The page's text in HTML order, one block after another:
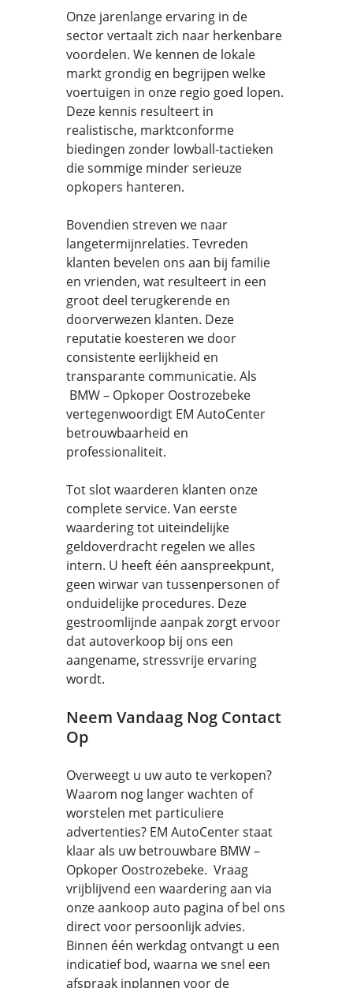
Onze jarenlange ervaring in de
sector vertaalt zich naar herkenbare
voordelen. We kennen de lokale
markt grondig en begrijpen welke
voertuigen in onze regio goed lopen.
Deze kennis resulteert in
realistische, marktconforme
biedingen zonder lowball-tactieken
die sommige minder serieuze
opkopers hanteren.
Bovendien streven we naar
langetermijnrelaties. Tevreden
klanten bevelen ons aan bij familie
en vrienden, wat resulteert in een
groot deel terugkerende en
doorverwezen klanten. Deze
reputatie koesteren we door
consistente eerlijkheid en
transparante communicatie. Als
BMW – Opkoper Oostrozebeke
vertegenwoordigt EM AutoCenter
betrouwbaarheid en
professionaliteit.
Tot slot waarderen klanten onze
complete service. Van eerste
waardering tot uiteindelijke
geldoverdracht regelen we alles
intern. U heeft één aanspreekpunt,
geen wirwar van tussenpersonen of
onduidelijke procedures. Deze
gestroomlijnde aanpak zorgt ervoor
dat autoverkoop bij ons een
aangename, stressvrije ervaring
wordt.
Neem Vandaag Nog Contact
Op
Overweegt u uw auto te verkopen?
Waarom nog langer wachten of
worstelen met particuliere
advertenties? EM AutoCenter staat
klaar als uw betrouwbare BMW –
Opkoper Oostrozebeke. Vraag
vrijblijvend een waardering aan via
onze aankoop auto pagina of bel ons
direct voor persoonlijk advies.
Binnen één werkdag ontvangt u een
indicatief bod, waarna we snel een
afspraak inplannen voor de